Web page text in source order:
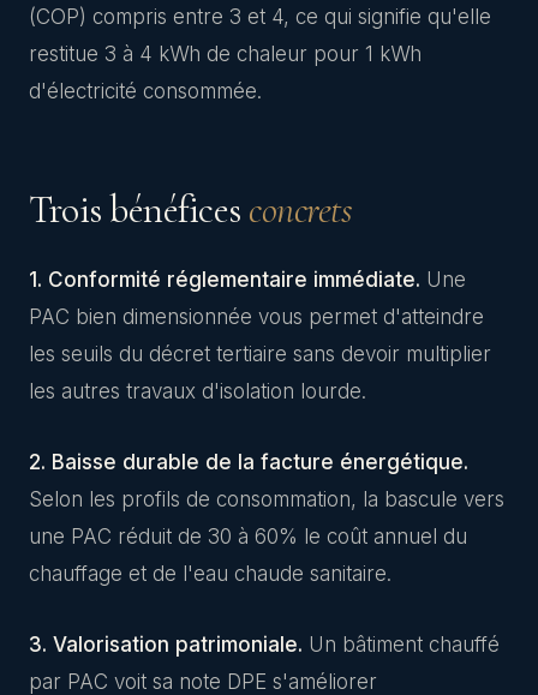
(COP) compris entre 3 et 4, ce qui signifie qu'elle
restitue 3 à 4 kWh de chaleur pour 1 kWh
d'électricité consommée.
Trois bénéfices concrets
1. Conformité réglementaire immédiate. Une
PAC bien dimensionnée vous permet d'atteindre
les seuils du décret tertiaire sans devoir multiplier
les autres travaux d'isolation lourde.
2. Baisse durable de la facture énergétique.
Selon les profils de consommation, la bascule vers
une PAC réduit de 30 à 60% le coût annuel du
chauffage et de l'eau chaude sanitaire.
3. Valorisation patrimoniale. Un bâtiment chauffé
par PAC voit sa note DPE s'améliorer